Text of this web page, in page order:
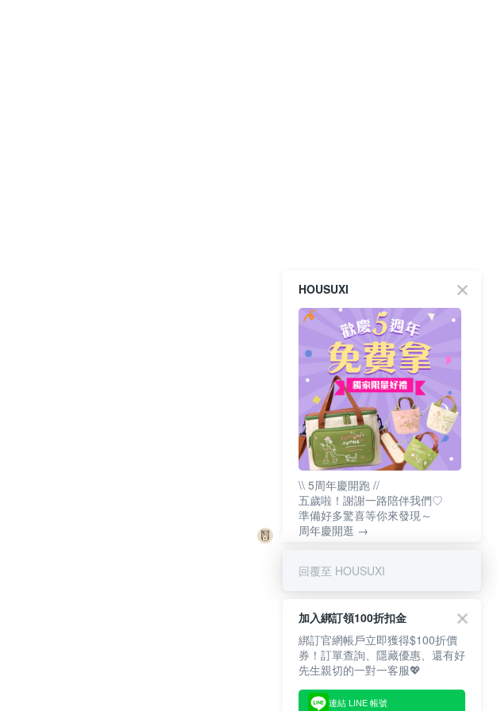
HOUSUXI
\\ 5周年慶開跑 //
五歲啦！謝謝一路陪伴我們♡
準備好多驚喜等你來發現～
周年慶開逛 →
回覆至 HOUSUXI
加入綁訂領100折扣金
綁訂官網帳戶立即獲得$100折價
券！訂單查詢、隱藏優惠、還有好
先生親切的一對一客服💖
連結 LINE 帳號